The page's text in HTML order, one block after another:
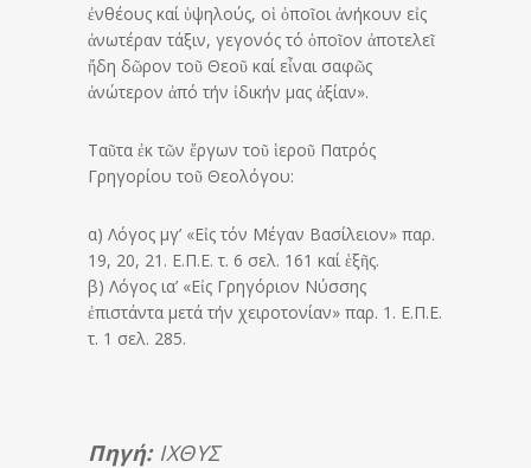
ἐνθέους καί ὑψηλούς, οἱ ὁποῖοι ἀνήκουν εἰς
ἀνωτέραν τάξιν, γεγονός τό ὁποῖον ἀποτελεῖ
ἤδη δῶρον τοῦ Θεοῦ καί εἶναι σαφῶς
ἀνώτερον ἀπό τήν ἰδικήν μας ἀξίαν».
Ταῦτα ἐκ τῶν ἔργων τοῦ ἱεροῦ Πατρός
Γρηγορίου τοῦ Θεολόγου:
α) Λόγος μγ’ «Εἰς τόν Μέγαν Βασίλειον» παρ.
19, 20, 21. Ε.Π.Ε. τ. 6 σελ. 161 καί ἑξῆς.
β) Λόγος ια’ «Εἰς Γρηγόριον Νύσσης
ἐπιστάντα μετά τήν χειροτονίαν» παρ. 1. Ε.Π.Ε.
τ. 1 σελ. 285.
Πηγή:ΙΧΘΥΣ